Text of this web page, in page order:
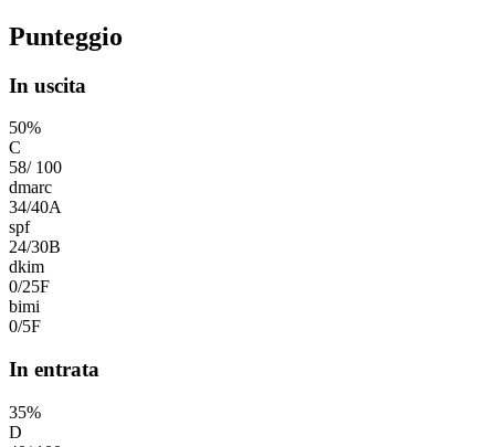
Punteggio
In uscita
50%
C
58/ 100
dmarc
34/40A
spf
24/30B
dkim
0/25F
bimi
0/5F
In entrata
35%
D